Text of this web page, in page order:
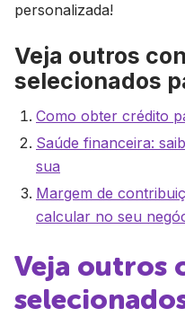
personalizada!
Veja outros
selecionados
Como obter crédito
Saúde financeira:
sua
Margem de
calcular no seu
Veja outros